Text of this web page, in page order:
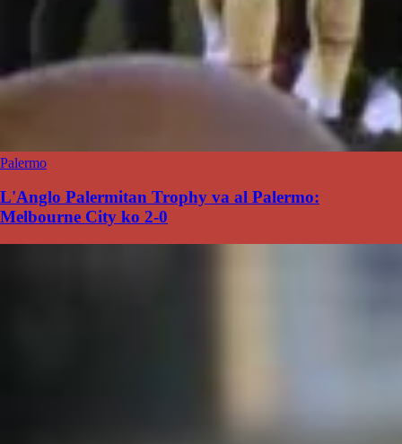
Palermo
L'Anglo Palermitan Trophy va al Palermo:
Melbourne City ko 2-0